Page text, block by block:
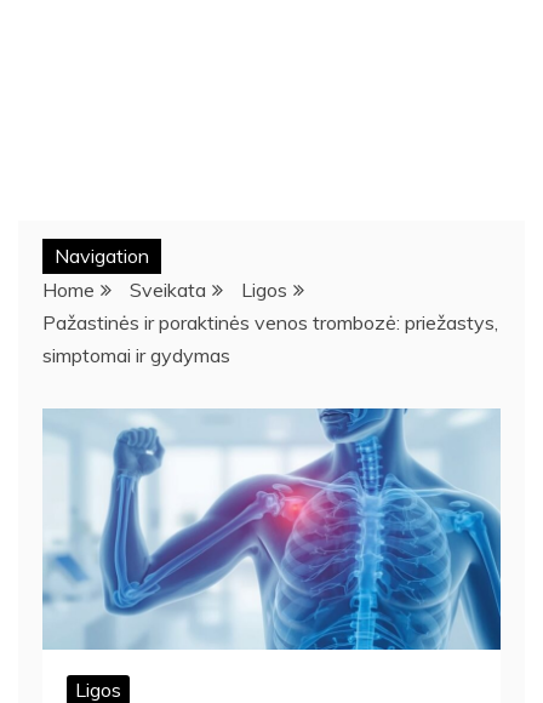
Navigation
Home
Sveikata
Ligos
Pažastinės ir poraktinės venos trombozė: priežastys,
simptomai ir gydymas
Ligos